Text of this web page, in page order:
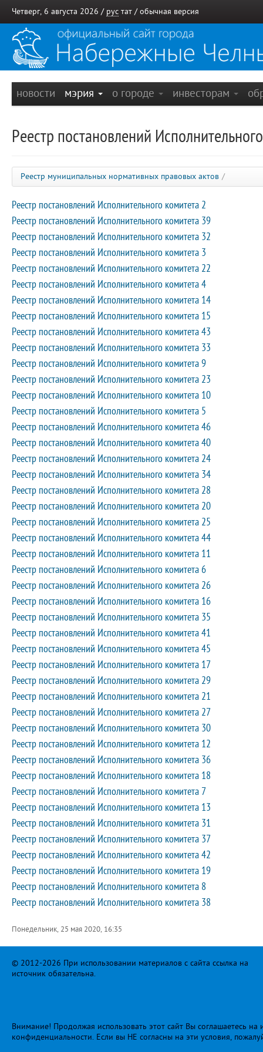
Четверг, 6 августа 2026 / рус тат / обычная версия
новости мэрия о городе инвесторам
Реестр постановлений
Реестр муниципальных нормативных правовых актов /
Реестр постановлений Исполнительного комитета 2
Реестр постановлений Исполнительного комитета 39
Реестр постановлений Исполнительного комитета 32
Реестр постановлений Исполнительного комитета 3
Реестр постановлений Исполнительного комитета 22
Реестр постановлений Исполнительного комитета 4
Реестр постановлений Исполнительного комитета 14
Реестр постановлений Исполнительного комитета 15
Реестр постановлений Исполнительного комитета 43
Реестр постановлений Исполнительного комитета 33
Реестр постановлений Исполнительного комитета 9
Реестр постановлений Исполнительного комитета 23
Реестр постановлений Исполнительного комитета 10
Реестр постановлений Исполнительного комитета 5
Реестр постановлений Исполнительного комитета 46
Реестр постановлений Исполнительного комитета 40
Реестр постановлений Исполнительного комитета 24
Реестр постановлений Исполнительного комитета 34
Реестр постановлений Исполнительного комитета 28
Реестр постановлений Исполнительного комитета 20
Реестр постановлений Исполнительного комитета 25
Реестр постановлений Исполнительного комитета 44
Реестр постановлений Исполнительного комитета 11
Реестр постановлений Исполнительного комитета 6
Реестр постановлений Исполнительного комитета 26
Реестр постановлений Исполнительного комитета 16
Реестр постановлений Исполнительного комитета 35
Реестр постановлений Исполнительного комитета 41
Реестр постановлений Исполнительного комитета 45
Реестр постановлений Исполнительного комитета 17
Реестр постановлений Исполнительного комитета 29
Реестр постановлений Исполнительного комитета 21
Реестр постановлений Исполнительного комитета 27
Реестр постановлений Исполнительного комитета 30
Реестр постановлений Исполнительного комитета 12
Реестр постановлений Исполнительного комитета 36
Реестр постановлений Исполнительного комитета 18
Реестр постановлений Исполнительного комитета 7
Реестр постановлений Исполнительного комитета 13
Реестр постановлений Исполнительного комитета 31
Реестр постановлений Исполнительного комитета 37
Реестр постановлений Исполнительного комитета 42
Реестр постановлений Исполнительного комитета 19
Реестр постановлений Исполнительного комитета 8
Реестр постановлений Исполнительного комитета 38
Понедельник, 25 мая 2020, 16:35
© 2012-2026 При использовании материалов с сайта ссылка на
источник обязательна.
Внимание! Продолжая использовать этот сайт Вы соглашаетесь
конфиденциальности. Если вы НЕ согласны на эти условия,